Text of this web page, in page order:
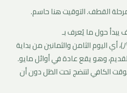
مرحلة القطف. التوقيت هنا حاسم.
يبدأ حول ما يُعرف بـ
"هاتشيجوهاتشيا" (八十八夜)، أي اليوم الثامن والثمانين من بداية
القديم، وهو يقع عادة في أوائل مايو.
الكافي لتنضج تحت الظل دون أن